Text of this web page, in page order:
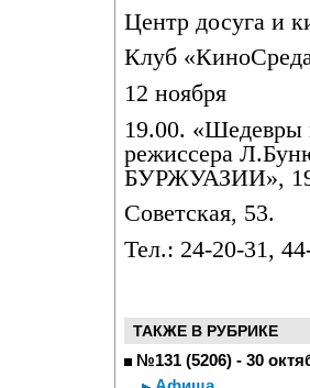
Центр досуга и
Клуб
12 ноября
19.00. «Шедевры
режиссера
БУРЖУАЗИИ»,
Советская, 53.
Тел.: 24-20-31,
ТАКЖЕ В РУБРИКЕ
№131 (5206) - 30